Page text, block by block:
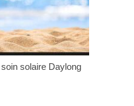
solaire Daylong